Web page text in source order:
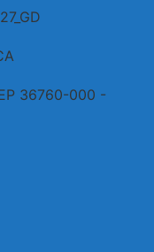
36760-000 -